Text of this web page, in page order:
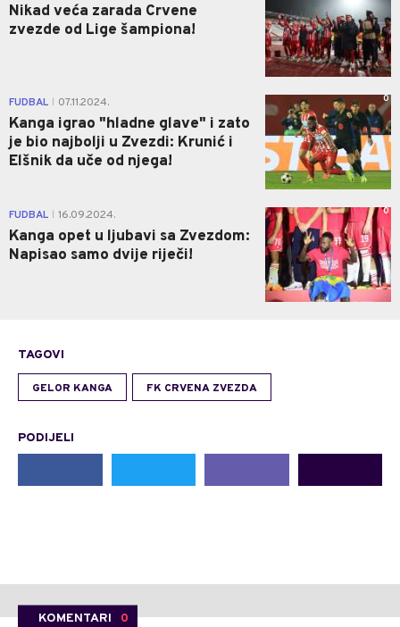
Nikad veća zarada Crvene
zvezde od Lige šampiona!
FUDBAL 07.11.2024.
Kanga igrao "hladne glave" i zato
je bio najbolji u Zvezdi: Krunić i
Elšnik da uče od njega!
0
FUDBAL 16.09.2024.
Kanga opet u ljubavi sa Zvezdom:
Napisao samo dvije riječi!
0
TAGOVI
GELOR KANGA FK CRVENA ZVEZDA
PODIJELI
KOMENTARI 0